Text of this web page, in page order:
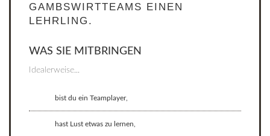
GAMBSWIRTTEAMS EINEN
LEHRLING.
WAS SIE MITBRINGEN
Idealerweise...
bist du ein Teamplayer,
hast Lust etwas zu lernen,